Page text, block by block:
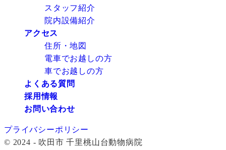
スタッフ紹介
院内設備紹介
アクセス
住所・地図
電車でお越しの方
車でお越しの方
よくある質問
採用情報
お問い合わせ
プライバシーポリシー
© 2024 - 吹田市 千里桃山台動物病院